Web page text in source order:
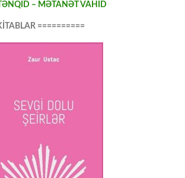
– MƏTANƏT VAHİD
==========